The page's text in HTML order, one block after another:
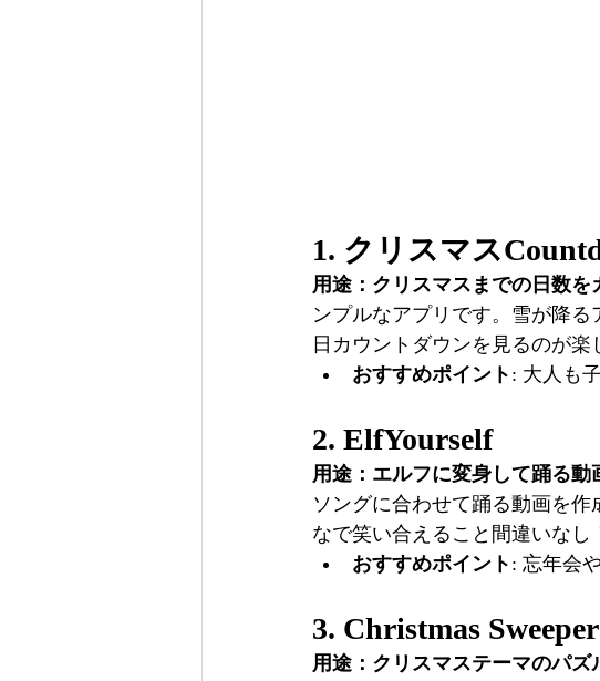
1. クリスマス
用途：クリスマスまでの日数を
ンプルなアプリです。雪が降
日カウントダウンを見るのが楽
おすすめポイント : 大人も
2. ElfYourself
用途：エルフに変身して踊る動
ソングに合わせて踊る動画を
なで笑い合えること間違いなし
おすすめポイント : 忘年会
3. Christmas
用途：クリスマステーマのパズ